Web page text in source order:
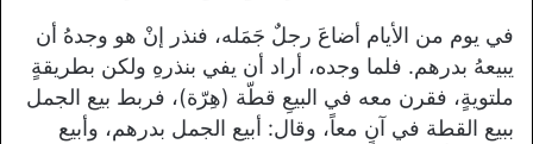
في يوم من الأيام أضاعَ رجلٌ جَمَله، فنذر إنْ هو وجدهُ أن
يبيعهُ بدرهم. فلما وجده، أراد أن يفي بنذرهِ ولكن بطريقةٍ
ملتويةٍ، فقرن معه في البيعِ قطّة (هِرّة)، فربط بيع الجمل
ببيع القطة في آنٍ معاً، وقال: أبيع الجمل بدرهم، وأبيع